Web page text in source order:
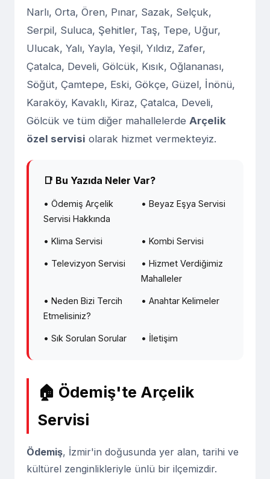
Narlı, Orta, Ören, Pınar, Sazak, Selçuk,
Serpil, Suluca, Şehitler, Taş, Tepe, Uğur,
Ulucak, Yalı, Yayla, Yeşil, Yıldız, Zafer,
Çatalca, Develi, Gölcük, Kısık, Oğlananası,
Söğüt, Çamtepe, Eski, Gökçe, Güzel, İnönü,
Karaköy, Kavaklı, Kiraz, Çatalca, Develi,
Gölcük ve tüm diğer mahallelerde Arçelik
özel servisi olarak hizmet vermekteyiz.
📑 Bu Yazıda Neler Var?
• Ödemiş Arçelik
Servisi Hakkında
• Beyaz Eşya Servisi
• Klima Servisi • Kombi Servisi
• Televizyon Servisi
• Hizmet Verdiğimiz
Mahalleler
• Neden Bizi Tercih
Etmelisiniz?
• Anahtar Kelimeler
• Sık Sorulan Sorular • İletişim
🏠 Ödemiş'te Arçelik
Servisi
Ödemiş, İzmir'in doğusunda yer alan, tarihi ve
kültürel zenginlikleriyle ünlü bir ilçemizdir.